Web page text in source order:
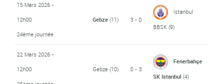
15 Mars 2026 -
12h00
24ème journée
Gebze(11) 3 - 0
Istanbul
BBSK (9)
22 Mars 2026 -
12h00
Gebze(10) 0 - 3
Fenerbahçe
SK Istanbul (4)